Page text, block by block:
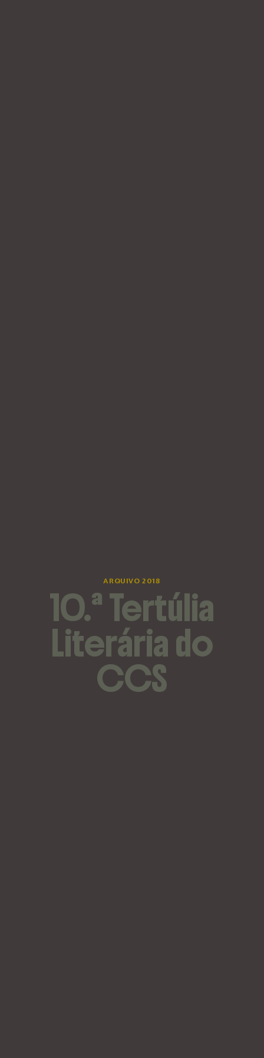
ARQUIVO 2018
10.ª Tertúlia
Literária do
CCS